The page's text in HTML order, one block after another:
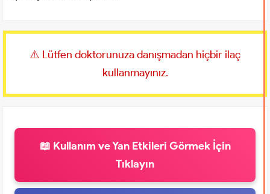
⚠️ Lütfen doktorunuza danışmadan hiçbir ilaç
kullanmayınız.
📖 Kullanım ve Yan Etkileri Görmek İçin
Tıklayın